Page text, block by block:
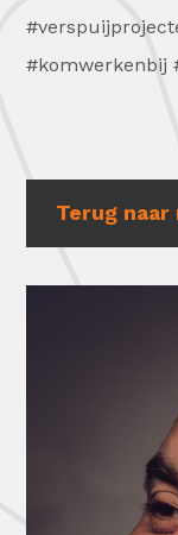
#komwerkenbij
Terug